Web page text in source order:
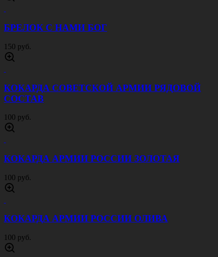
БРЕЛОК С НАМИ БОГ
150 руб.
КОКАРДА СОВЕТСКОЙ АРМИИ РЯДОВОЙ
СОСТАВ
100 руб.
КОКАРДА АРМИИ РОССИИ ЗОЛОТАЯ
100 руб.
КОКАРДА АРМИИ РОССИИ ОЛИВА
100 руб.